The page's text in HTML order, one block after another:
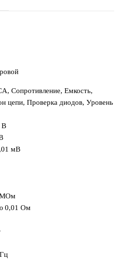
Сопротивление, Емкость,
цепи, Проверка диодов, Уровень
В
мВ
МОм
0,01 Ом